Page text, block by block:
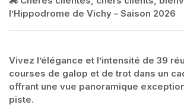
l’Hippodrome de Vichy – Saison 2026
Vivez l’élégance et l’intensité de 39
courses de galop et de trot dans un
offrant une vue panoramique
piste.